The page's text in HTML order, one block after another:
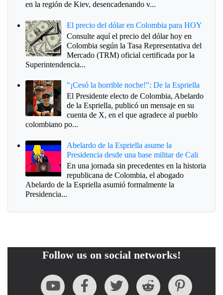
en la región de Kiev, desencadenando v...
El precio del dólar en Colombia para HOY
Consulte aquí el precio del dólar hoy en
Colombia según la Tasa Representativa del
Mercado (TRM) oficial certificada por la
Superintendencia...
"¡Cesó la horrible noche!": De la Espriella
El Presidente electo de Colombia, Abelardo
de la Espriella, publicó un mensaje en su
cuenta de X, en el que agradece al pueblo
colombiano po...
Abelardo de la Espriella asume la
Presidencia desde una base militar de Cali
En una jornada sin precedentes en la historia
republicana de Colombia, el abogado
Abelardo de la Espriella asumió formalmente la
Presidencia...
Follow us on social networks!